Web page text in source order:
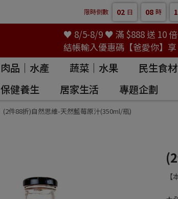
限時倒數 02 日 08 時
♥ 8/5-8/9 ♥ 滿 $888 送 10
結帳輸入優惠碼【爸愛你】
肉品｜水產 蔬菜｜水果 民生食材
保健養生 居家生活 專題企劃
(2件88折)自然思維-天然藍莓原汁(350ml/瓶)